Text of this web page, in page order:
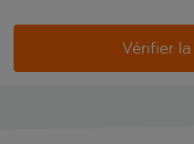
Vérifier